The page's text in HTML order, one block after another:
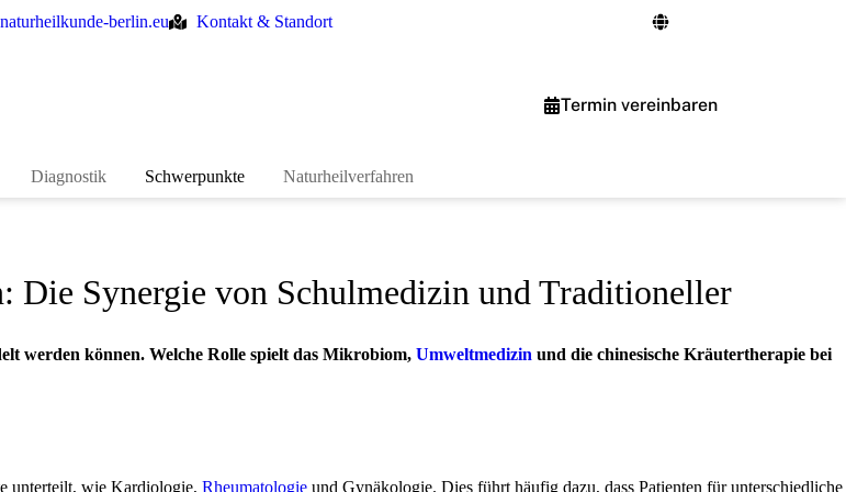
berlin.eu Kontakt & Standort
Termin vereinbaren
Diagnostik Schwerpunkte Naturheilverfahren
Die Synergie von Schulmedizin und Traditioneller
werden können. Welche Rolle spielt das Mikrobiom, Umweltmedizin und die chinesische Kräutertherapie bei
unterteilt, wie Kardiologie, Rheumatologie und Gynäkologie. Dies führt häufig dazu, dass Patienten für unterschiedliche